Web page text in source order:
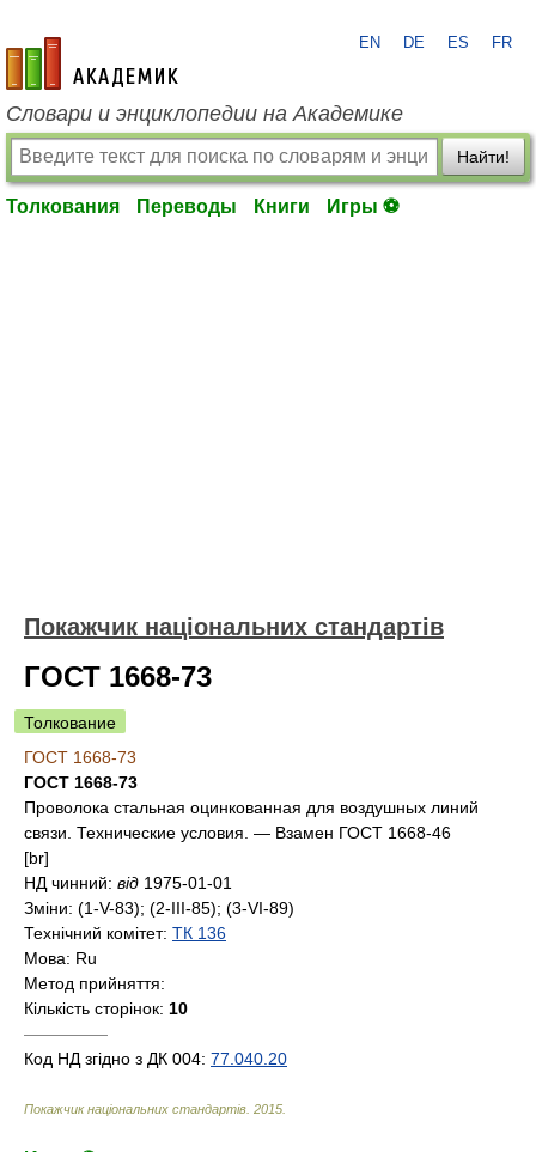
academic.ru
EN DE ES FR
Словари и энциклопедии на Академике
Найти!
Толкования Переводы Книги Игры ⚽
Покажчик національних стандартів
ГОСТ 1668-73
Толкование
ГОСТ 1668-73
ГОСТ 1668-73
Проволока стальная оцинкованная для воздушных линий
связи. Технические условия. — Взамен ГОСТ 1668-46
[br]
НД чинний: від 1975-01-01
Зміни: (1-V-83); (2-III-85); (3-VI-89)
Технічний комітет: ТК 136
Мова: Ru
Метод прийняття:
Кількість сторінок: 10
—————
Код НД згідно з ДК 004: 77.040.20
Покажчик національних стандартів 2015